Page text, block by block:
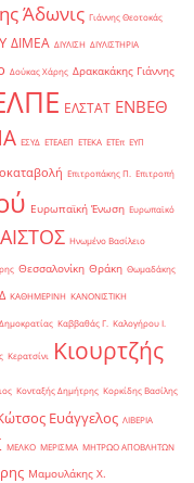
Άδωνις Γιάννης Θεοτοκάς
ΔΙΜΕΑ ΔΙΥΛΙΣΗ ΔΙΥΛΙΣΤΗΡΙΑ
Δούκας Χάρης Δρακακάκης Γιάννης
ΕΛΣΤΑΤ ΕΝΒΕΘ
ΕΣΥΔ ΕΤΕΑΕΠ ΕΤΕΚΑ ΕΤΕπ ΕΥΠ
Επιτροπάκης Π. Επιτροπή
Ευρωπαϊκή Ένωση Ευρωπαϊκό
Ηνωμένο Βασίλειο
Θεσσαλονίκη Θράκη Θωμαδάκης
ΚΑΘΗΜΕΡΙΝΗ ΚΑΝΟΝΙΣΤΙΚΗ
Καββαθάς Γ. Καλογήρου Ι.
Κερατσίνι
Κιουρτζής
Κονταξής Δημήτρης Κορκίδης Βασίλης
Ευάγγελος ΛΙΒΕΡΙΑ
ΜΕΛΚΟ ΜΕΡΙΣΜΑ ΜΗΤΡΩΟ ΑΠΟΒΛΗΤΩΝ
Μαμουλάκης Χ.